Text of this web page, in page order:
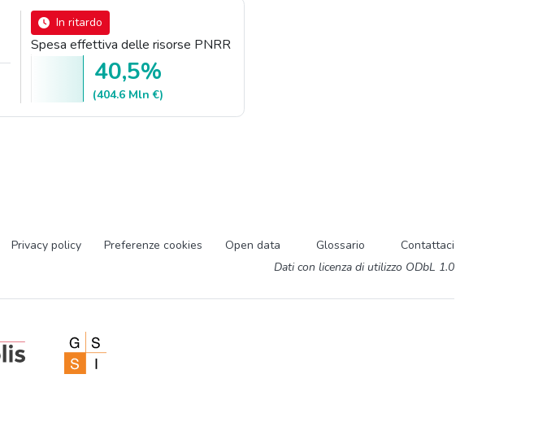
In ritardo
Spesa effettiva delle risorse PNRR
40,5%
(404.6 Mln €)
Privacy policy Preferenze cookies Open data Glossario
Contattaci
Dati con licenza di utilizzo ODbL 1.0